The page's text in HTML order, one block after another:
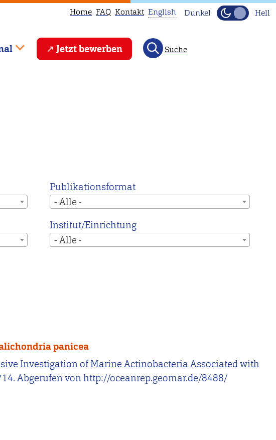
Home FAQ Kontakt
This
page
main
page
English Dunkel Hell
Jetzt bewerben Suche
Publikationsformat
- Alle -
Institut/Einrichtung
- Alle -
panicea
Investigation of Marine Actinobacteria Associated with
Abgerufen von http://oceanrep.geomar.de/8488/